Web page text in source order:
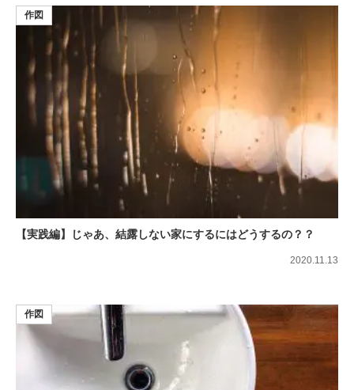
【実践編】じゃあ、結露しない家にするにはどうするの？？
作図
2020.11.13
作図